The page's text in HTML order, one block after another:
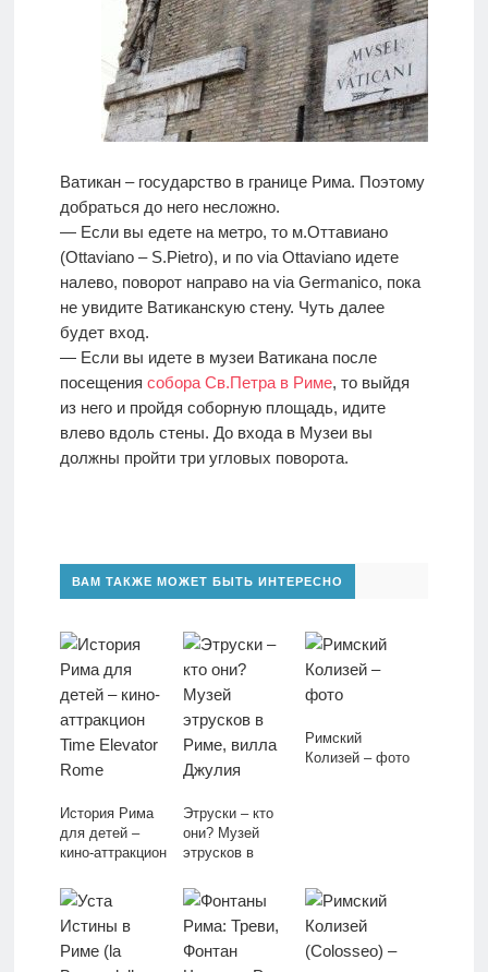
Ватикан – государство в границе Рима. Поэтому
добраться до него несложно.
— Если вы едете на метро, то м.Оттавиано
(Ottaviano – S.Pietro), и по via Ottaviano идете
налево, поворот направо на via Germanico, пока
не увидите Ватиканскую стену. Чуть далее
будет вход.
— Если вы идете в музеи Ватикана после
посещения собора Св.Петра в Риме, то выйдя
из него и пройдя соборную площадь, идите
влево вдоль стены. До входа в Музеи вы
должны пройти три угловых поворота.
ВАМ ТАКЖЕ МОЖЕТ БЫТЬ ИНТЕРЕСНО
История Рима
для детей –
кино-аттракцион
Rome
Этруски – кто
они? Музей
этрусков в
Джулия
Римский
Колизей – фото